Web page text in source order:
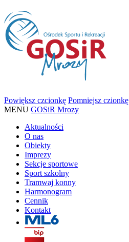
Powiększ czcionkę Pomniejsz czionkę
MENU GOSiR Mrozy
Aktualności
O nas
Obiekty
Imprezy
Sekcje sportowe
Sport szkolny
Tramwaj konny
Harmonogram
Cennik
Kontakt